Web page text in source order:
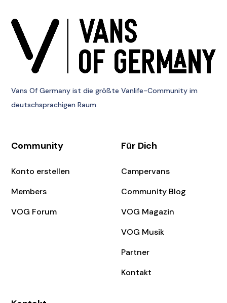
Vans Of Germany ist die größte Vanlife-Community im
deutschsprachigen Raum.
Community
Konto erstellen
Members
VOG Forum
Für Dich
Campervans
Community Blog
VOG Magazin
VOG Musik
Partner
Kontakt